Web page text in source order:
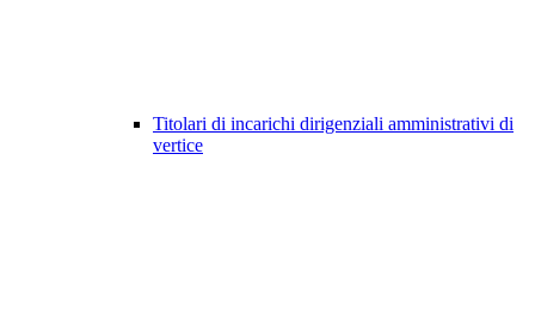
Titolari di incarichi dirigenziali amministrativi di
vertice